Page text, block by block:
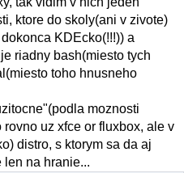
ktore do skoly(ani v zivote)
KDEcko(!!!)) a
riadny bash(miesto tych
toho hnusneho
moznosti
uz xfce or fluxbox, ale v
distro, s ktorym sa da aj
len na hranie...